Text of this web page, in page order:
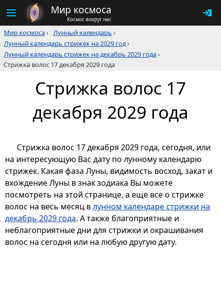
Мир космоса
Космос вокруг нас
Мир космоса› Лунный календарь ›
Лунный календарь стрижек на 2029 год›
Лунный календарь стрижек на декабрь 2029 года›
Стрижка волос 17 декабря 2029 года
Стрижка волос 17
декабря 2029 года
Стрижка волос 17 декабря 2029 года, сегодня, или
на интересующую Вас дату по лунному календарю
стрижек. Какая фаза Луны, видимость восход, закат и
вхождение Луны в знак зодиака Вы можете
посмотреть на этой странице, а еще все о стрижке
волос на весь месяц влунном календаре стрижки на
декабрь 2029 года. А также благоприятные и
неблагоприятные дни для стрижки и окрашивания
волос на сегодня или на любую другую дату.